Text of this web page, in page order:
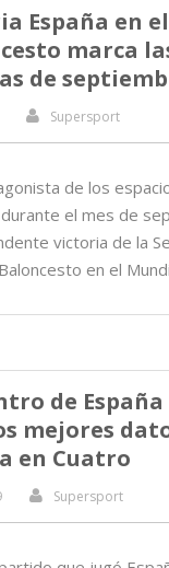
España en
marca
de
Supersport
de los
el mes de
victoria de la
en el
de
mejores
en Cuatro
Supersport